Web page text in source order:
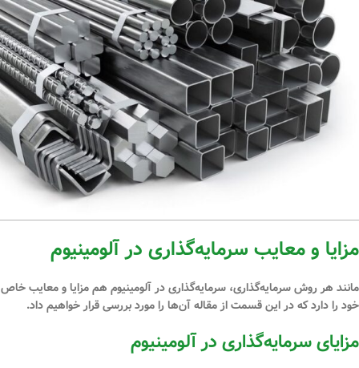
مزایا و معایب سرمایه‌گذاری در آلومینیوم
مانند هر روش سرمایه‌گذاری‌، سرمایه‌گذاری در آلومینیوم هم مزایا و معایب خاص
خود را دارد که در این قسمت از مقاله آن‌ها را مورد بررسی قرار خواهیم داد.
مزایای سرمایه‌گذاری در آلومینیوم